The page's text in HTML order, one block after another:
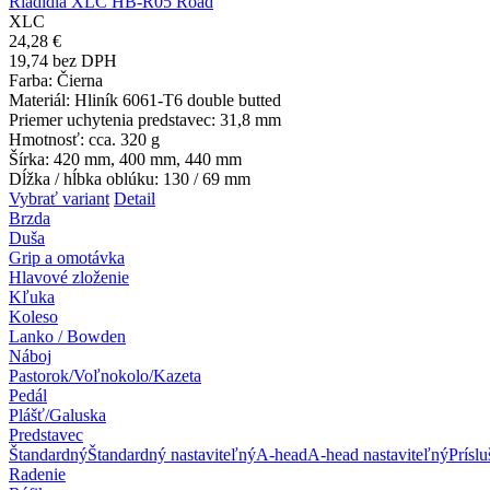
XLC
24,28 €
19,74 bez DPH
Farba: Čierna
Materiál: Hliník 6061-T6 double butted
Priemer uchytenia predstavec: 31,8 mm
Hmotnosť: cca. 320 g
Šírka: 420 mm, 400 mm, 440 mm
Dĺžka / hĺbka oblúku: 130 / 69 mm
Vybrať variant Detail
Brzda
Duša
Grip a omotávka
Hlavové zloženie
Kľuka
Koleso
Lanko / Bowden
Náboj
Pastorok/Voľnokolo/Kazeta
Pedál
Plášť/Galuska
Predstavec
ŠtandardnýŠtandardný nastaviteľnýA-headA-head nastaviteľný
Radenie